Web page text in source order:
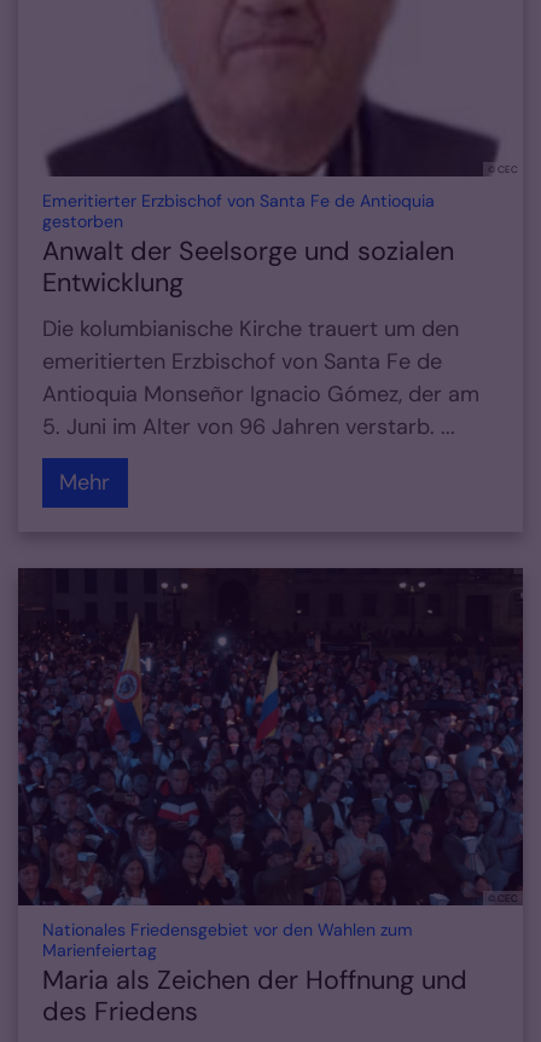
© CEC
Emeritierter Erzbischof von Santa Fe de Antioquia
gestorben
Anwalt der Seelsorge und sozialen
Entwicklung
Die kolumbianische Kirche trauert um den
emeritierten Erzbischof von Santa Fe de
Antioquia Monseñor Ignacio Gómez, der am
5. Juni im Alter von 96 Jahren verstarb. ...
Mehr
© CEC
Nationales Friedensgebiet vor den Wahlen zum
Marienfeiertag:
Maria als Zeichen der Hoffnung und
des Friedens